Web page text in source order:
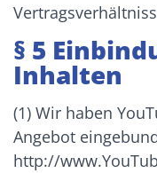
§ 5
Inhalten
(1) Wir haben
Angebot
http://